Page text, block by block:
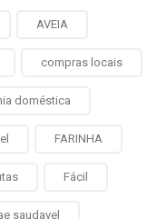
AVEIA
compras locais
doméstica
FARINHA
Fácil
saudavel